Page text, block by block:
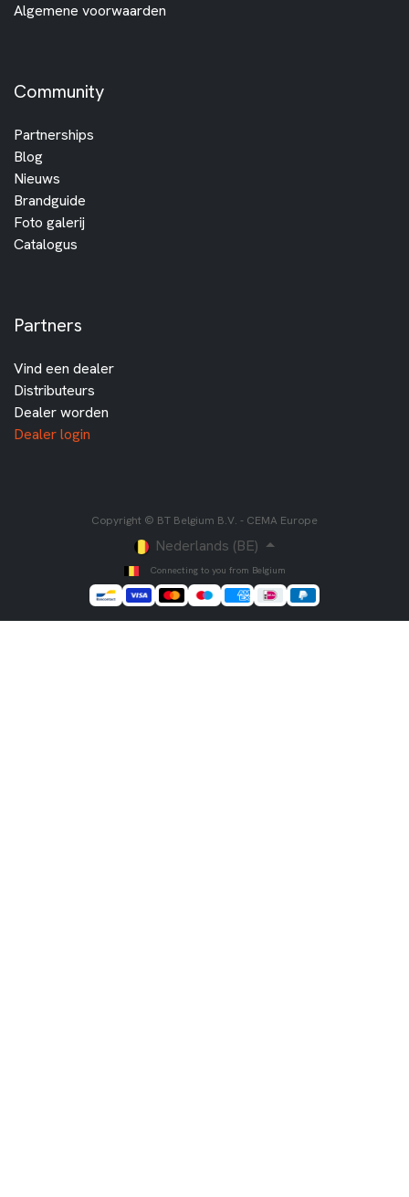
Algemene voorwaarden
Community
Partnerships
Blog
Nieuws
Brandguide
Foto galerij
Catalogus
Partners
Vind een dealer
Distributeurs
Dealer worden
Dealer login
Copyright © BT Belgium B.V. - CEMA Europe
Nederlands (BE)
Connecting to you from Belgium